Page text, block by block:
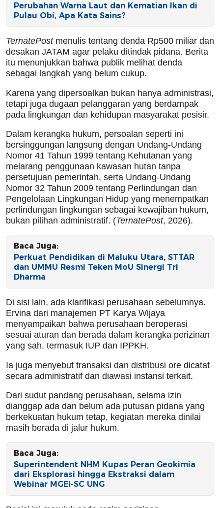
Perubahan Warna Laut dan Kematian Ikan di
Pulau Obi, Apa Kata Sains?
TernatePostmenulis tentang denda Rp500 miliar dan
desakan JATAM agar pelaku ditindak pidana. Berita
itu menunjukkan bahwa publik melihat denda
sebagai langkah yang belum cukup.
Karena yang dipersoalkan bukan hanya administrasi,
tetapi juga dugaan pelanggaran yang berdampak
pada lingkungan dan kehidupan masyarakat pesisir.
Dalam kerangka hukum, persoalan seperti ini
bersinggungan langsung dengan Undang-Undang
Nomor 41 Tahun 1999 tentang Kehutanan yang
melarang penggunaan kawasan hutan tanpa
persetujuan pemerintah, serta Undang-Undang
Nomor 32 Tahun 2009 tentang Perlindungan dan
Pengelolaan Lingkungan Hidup yang menempatkan
perlindungan lingkungan sebagai kewajiban hukum,
bukan pilihan administratif. (TernatePost, 2026).
Baca Juga:
Perkuat Pendidikan di Maluku Utara, STTAR
dan UMMU Resmi Teken MoU Sinergi Tri
Dharma
Di sisi lain, ada klarifikasi perusahaan sebelumnya.
Ervina dari manajemen PT Karya Wijaya
menyampaikan bahwa perusahaan beroperasi
sesuai aturan dan berada dalam kerangka perizinan
yang sah, termasuk IUP dan IPPKH.
Ia juga menyebut transaksi dan distribusi ore dicatat
secara administratif dan diawasi instansi terkait.
Dari sudut pandang perusahaan, selama izin
dianggap ada dan belum ada putusan pidana yang
berkekuatan hukum tetap, kegiatan mereka dinilai
masih berada di jalur hukum.
Baca Juga:
Superintendent NHM Kupas Peran Geokimia
dari Eksplorasi hingga Ekstraksi dalam
Webinar MGEI-SC UNG